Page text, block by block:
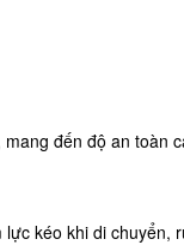
đến độ an toàn
kéo khi di chuyển,